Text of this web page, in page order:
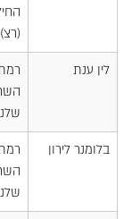
(רצ)
לין ענת
בלומנר לירון